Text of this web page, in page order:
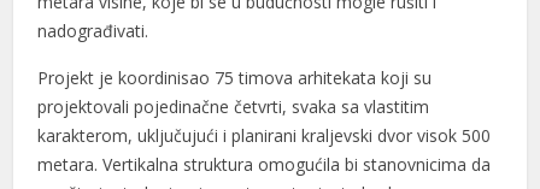
nadograđivati.
Projekt je koordinisao 75 timova arhitekata koji su
projektovali pojedinačne četvrti, svaka sa vlastitim
karakterom, uključujući i planirani kraljevski dvor visok 500
metara. Vertikalna struktura omogućila bi stanovnicima da